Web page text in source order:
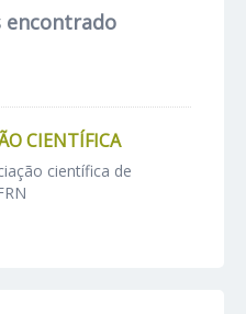
encontrado
CIENTÍFICA
científica de